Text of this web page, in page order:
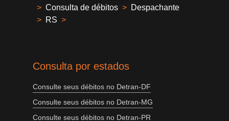
> Consulta de débitos > Despachante
> RS >
Consulta por estados
Consulte seus débitos no Detran-DF
Consulte seus débitos no Detran-MG
Consulte seus débitos no Detran-PR